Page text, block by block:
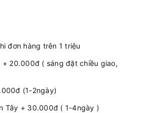
đơn hàng trên 1 triệu
20.000đ ( sáng đặt chiều giao,
(1-2ngày)
Tây + 30.000đ ( 1-4ngày )